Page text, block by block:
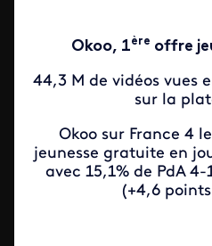
Okoo, 1ère offre
44,3 M de vidéos vues
sur la
Okoo sur France 4
jeunesse gratuite en
avec 15,1% de PdA
(+4,6